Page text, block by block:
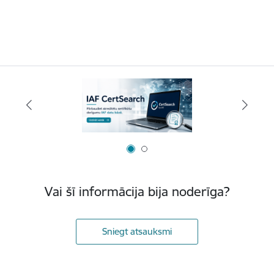
Vai šī informācija bija noderīga?
Sniegt atsauksmi